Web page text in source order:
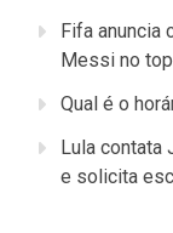
Fifa anuncia
Messi no
Qual é o
Lula contata
e solicita